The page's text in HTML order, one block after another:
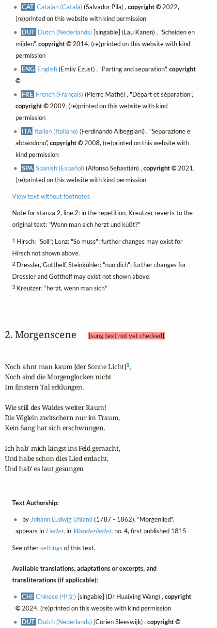
CAT Catalan (Català) (Salvador Pila) ,copyright © 2022,
(re)printed on this website with kind permission
DUT Dutch (Nederlands) [singable] (Lau Kanen) , "Scheiden en
mijden", copyright ©2014, (re)printed on this website with kind
permission
ENG English(Emily Ezust) , "Parting and separation",copyright
©
FRE French (Français) (Pierre Mathé) , "Départ et séparation",
copyright ©2009, (re)printed on this website with kind
permission
ITA Italian (Italiano) (Ferdinando Albeggiani) , "Separazione e
abbandono",copyright ©2008, (re)printed on this website with
kind permission
SPA Spanish (Español) (Alfonso Sebastián) ,copyright ©2021,
(re)printed on this website with kind permission
View text without footnotes
Note for stanza 2, line 2: in the repetition, Kreutzer reverts to the
original text: "Wenn man sich herzt und küßt?"
1Hirsch: "Soll"; Lenz: "So muss"; further changes may exist for
Hirsch not shown above.
2Dressler, Gotthelf, Steinkühler: "nun dich"; further changes for
Dressler and Gotthelf may exist not shown above.
3Kreutzer: "herzt, wenn man sich"
2. Morgenscene [sung text not yet checked]
Noch ahnt man kaum [der Sonne Licht]1,
Noch sind die Morgenglocken nicht
Im finstern Tal erklungen.
Wie still des Waldes weiter Raum!
Die Vöglein zwitschern nur im Traum,
Kein Sang hat sich erschwungen.
Ich hab' mich längst ins Feld gemacht,
Und habe schon dies Lied erdacht,
Und hab' es laut gesungen
Text Authorship:
byJohann Ludwig Uhland(1787 - 1862), "Morgenlied",
appears in Lieder, in Wanderlieder, no. 4, first published 1815
See othersettings of this text.
Available translations, adaptations or excerpts, and
transliterations (if applicable):
CHI Chinese (中文) [singable] (Dr Huaixing Wang) ,copyright
©2024, (re)printed on this website with kind permission
DUT Dutch (Nederlands) (Corien Sleeswijk) ,copyright ©